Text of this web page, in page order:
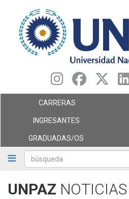
contenido
principal
búsqueda
CARRERAS
INGRESANTES
GRADUADAS/OS
UNPAZ NOTICIAS